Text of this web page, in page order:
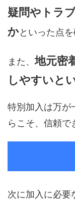
疑問やトラ
かといった点
また、地元密
しやすいと
特別加入は万が
らこそ、信頼で
次に加入に必要